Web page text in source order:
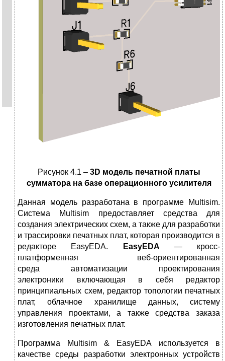
Рисунок 4.1 – 3D модель печатной платы
сумматора на базе операционного усилителя
Данная модель разработана в программе Multisim.
Система Multisim предоставляет средства для
создания электрических схем, а также для разработки
и трассировки печатных плат, которая производится в
редакторе EasyEDA.
EasyEDA — кросс-
платформенная веб-ориентированная
среда автоматизации проектирования
электроники включающая в себя редактор
принципиальных схем, редактор топологии печатных
плат, облачное хранилище данных, систему
управления проектами, а также средства заказа
изготовления печатных плат.
Программа Multisim & EasyEDA используется в
качестве среды разработки электронных устройств